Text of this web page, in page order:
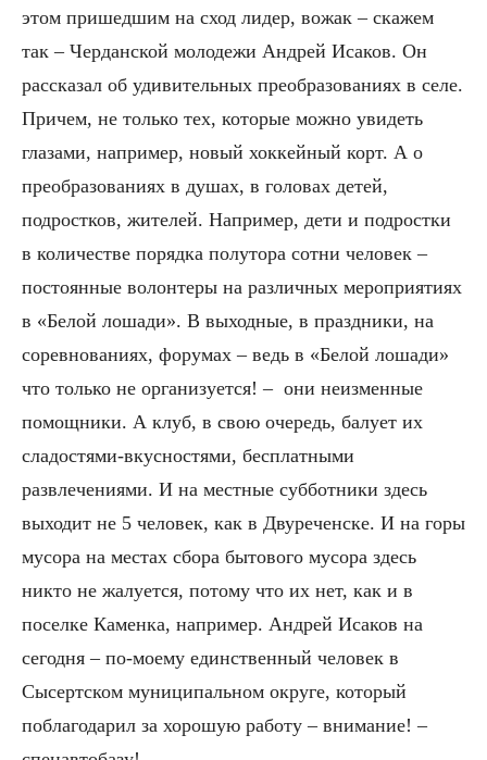
этом пришедшим на сход лидер, вожак – скажем
так – Черданской молодежи Андрей Исаков. Он
рассказал об удивительных преобразованиях в селе.
Причем, не только тех, которые можно увидеть
глазами, например, новый хоккейный корт. А о
преобразованиях в душах, в головах детей,
подростков, жителей. Например, дети и подростки
в количестве порядка полутора сотни человек –
постоянные волонтеры на различных мероприятиях
в «Белой лошади». В выходные, в праздники, на
соревнованиях, форумах – ведь в «Белой лошади»
что только не организуется! – они неизменные
помощники. А клуб, в свою очередь, балует их
сладостями-вкусностями, бесплатными
развлечениями. И на местные субботники здесь
выходит не 5 человек, как в Двуреченске. И на горы
мусора на местах сбора бытового мусора здесь
никто не жалуется, потому что их нет, как и в
поселке Каменка, например. Андрей Исаков на
сегодня – по-моему единственный человек в
Сысертском муниципальном округе, который
поблагодарил за хорошую работу – внимание! –